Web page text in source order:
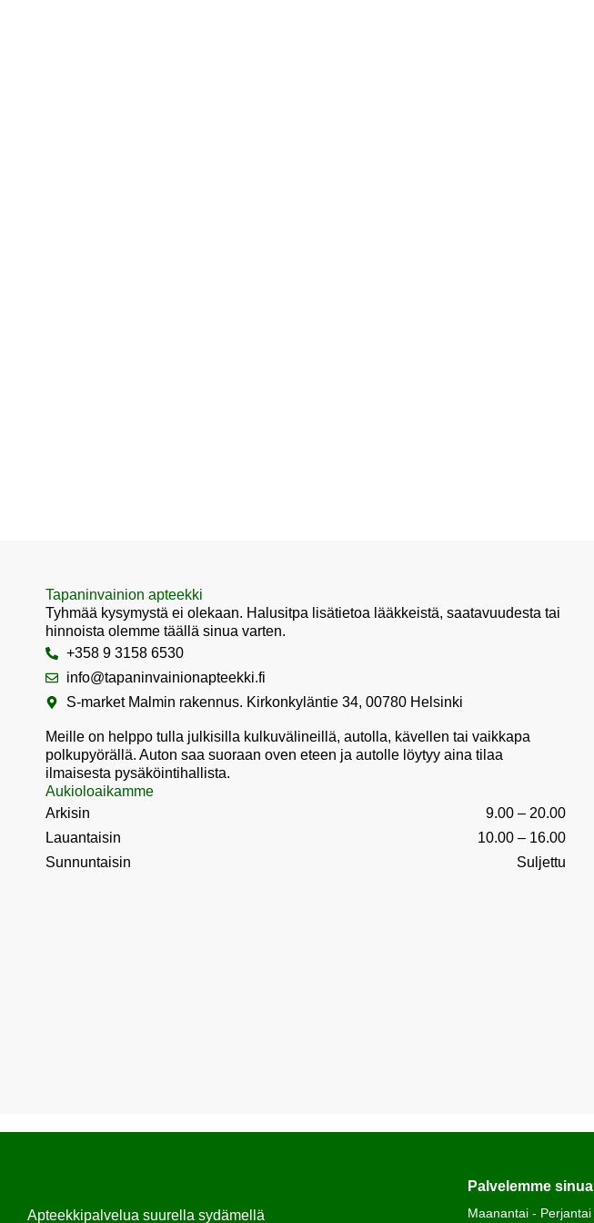
Tapaninvainion apteekki
Tyhmää kysymystä ei olekaan. Halusitpa lisätietoa lääkkeistä, saatavuudesta tai
hinnoista olemme täällä sinua varten.
+358 9 3158 6530
info@tapaninvainionapteekki.fi
S-market Malmin rakennus. Kirkonkyläntie 34, 00780 Helsinki
Meille on helppo tulla julkisilla kulkuvälineillä, autolla, kävellen tai vaikkapa
polkupyörällä. Auton saa suoraan oven eteen ja autolle löytyy aina tilaa
ilmaisesta pysäköintihallista.
Aukioloaikamme
Arkisin
9.00 – 20.00
Lauantaisin
10.00 – 16.00
Sunnuntaisin
Suljettu
Apteekkipalvelua suurella sydämellä
Palvelemme sinua
Maanantai - Perjantai